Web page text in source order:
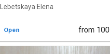
Lebetskaya Elena
Open from 100